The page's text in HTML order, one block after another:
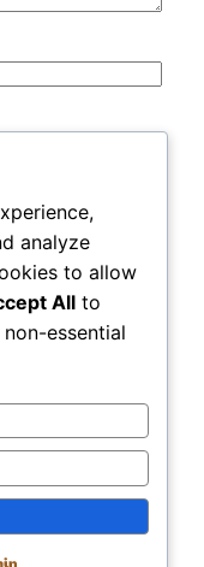
in this browser
analyze
to allow
All to
essential